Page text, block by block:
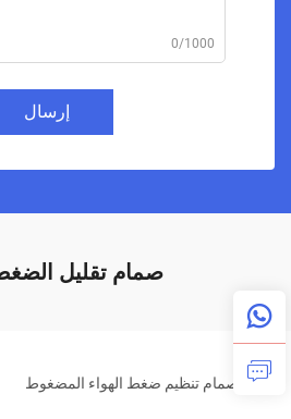
0/1000
إرسال
صمام تقليل
صمام تنظيم ضغط الهواء المضغوط